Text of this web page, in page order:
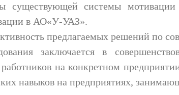
существующей системы
в АО«У-УАЗ».
предлагаемых решений по
заключается в
работников на конкретном
навыков на предприятиях,